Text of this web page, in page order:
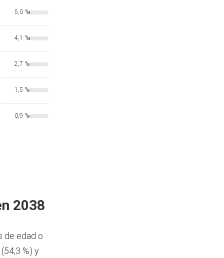
5,0 %
4,1 %
2,7 %
1,5 %
0,9 %
2038
de edad o
%) y